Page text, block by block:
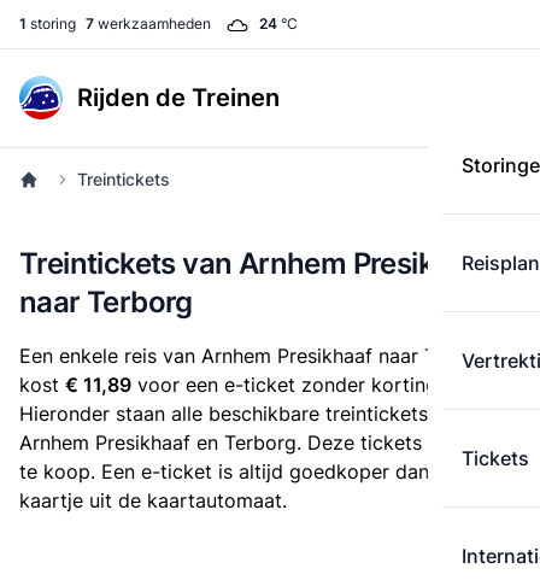
1 storing 7 werkzaamheden 24 °C
Rijden de Treinen
Tickets
Treintickets
Treintickets van Arnhem Presikhaaf
naar Terborg
Een enkele reis van Arnhem Presikhaaf naar Terborg
kost € 11,89 voor een e-ticket zonder korting.
Hieronder staan alle beschikbare treintickets tussen
Arnhem Presikhaaf en Terborg. Deze tickets zijn online
te koop. Een e-ticket is altijd goedkoper dan een
kaartje uit de kaartautomaat.